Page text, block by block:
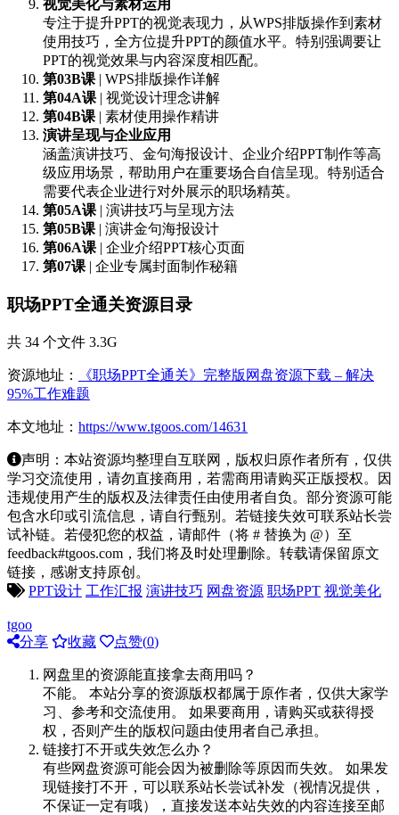
视觉美化与素材运用
专注于提升PPT的视觉表现力，从WPS排版操作到素材
使用技巧，全方位提升PPT的颜值水平。特别强调要让
PPT的视觉效果与内容深度相匹配。
第03B课 | WPS排版操作详解
第04A课 | 视觉设计理念讲解
第04B课 | 素材使用操作精讲
演讲呈现与企业应用
涵盖演讲技巧、金句海报设计、企业介绍PPT制作等高
级应用场景，帮助用户在重要场合自信呈现。特别适合
需要代表企业进行对外展示的职场精英。
第05A课 | 演讲技巧与呈现方法
第05B课 | 演讲金句海报设计
第06A课 | 企业介绍PPT核心页面
第07课 | 企业专属封面制作秘籍
职场PPT全通关资源目录
共 34 个文件 3.3G
资源地址：
《职场PPT全通关》完整版网盘资源下载 – 解决
95%工作难题
本文地址： https://www.tgoos.com/14631
声明：本站资源均整理自互联网，版权归原作者所有，仅供
学习交流使用，请勿直接商用，若需商用请购买正版授权。因
违规使用产生的版权及法律责任由使用者自负。部分资源可能
包含水印或引流信息，请自行甄别。若链接失效可联系站长尝
试补链。若侵犯您的权益，请邮件（将 # 替换为 @）至
feedback#tgoos.com，我们将及时处理删除。转载请保留原文
链接，感谢支持原创。
PPT设计 工作汇报 演讲技巧 网盘资源 职场PPT 视觉美化
tgoo
分享
收藏 点赞(0)
网盘里的资源能直接拿去商用吗？
不能。 本站分享的资源版权都属于原作者，仅供大家学
习、参考和交流使用。 如果要商用，请购买或获得授
权，否则产生的版权问题由使用者自己承担。
链接打不开或失效怎么办？
有些网盘资源可能会因为被删除等原因而失效。 如果发
现链接打不开，可以联系站长尝试补发（视情况提供，
不保证一定有哦），直接发送本站失效的内容连接至邮